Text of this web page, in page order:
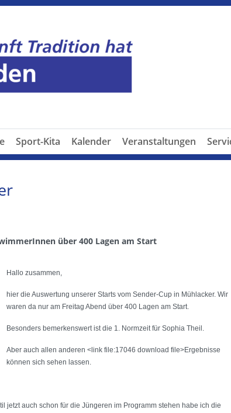
Sport-Kita Kalender Veranstaltungen
über 400 Lagen am Start
Hallo zusammen,
hier die Auswertung unserer Starts vom Sender-Cup in Mühlacker. Wir
waren da nur am Freitag Abend über 400 Lagen am Start.
Besonders bemerkenswert ist die 1. Normzeit für Sophia Theil.
Aber auch allen anderen <link file:17046 download file>Ergebnisse
können sich sehen lassen.
jetzt auch schon für die Jüngeren im Programm stehen habe ich die